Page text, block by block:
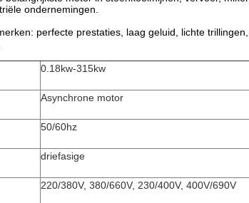
ondernemingen.
perfecte prestaties, laag geluid, lichte
0.18kw-315kw
Asynchrone motor
50/60hz
driefasige
220/380V, 380/660V, 230/400V, 400V/690V